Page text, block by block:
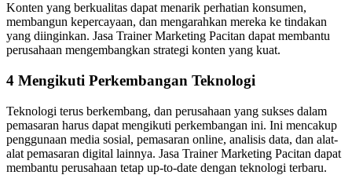
Konten yang berkualitas dapat menarik perhatian konsumen,
membangun kepercayaan, dan mengarahkan mereka ke tindakan
yang diinginkan. Jasa Trainer Marketing Pacitan dapat membantu
perusahaan mengembangkan strategi konten yang kuat.
4 Mengikuti Perkembangan Teknologi
Teknologi terus berkembang, dan perusahaan yang sukses dalam
pemasaran harus dapat mengikuti perkembangan ini. Ini mencakup
penggunaan media sosial, pemasaran online, analisis data, dan alat-
alat pemasaran digital lainnya. Jasa Trainer Marketing Pacitan dapat
membantu perusahaan tetap up-to-date dengan teknologi terbaru.